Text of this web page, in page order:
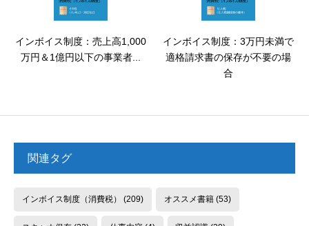
インボイス制度：売上高1,000
万円＆1億円以下の事業者...
インボイス制度：3万円未満で
適格請求書の保存が不要の場
合
関連タグ
インボイス制度（消費税） (209) オススメ書籍(53)